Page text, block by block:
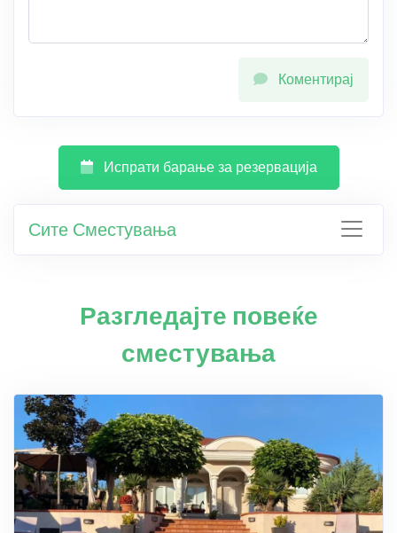
Коментирај
Испрати барање за резервација
Сите Сместувања
Разгледајте повеќе
сместувања